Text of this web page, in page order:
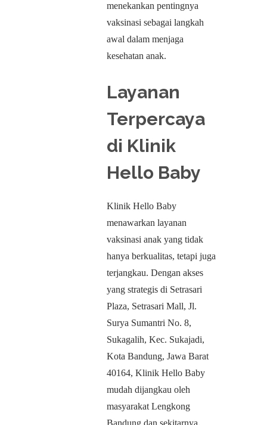
menekankan pentingnya
vaksinasi sebagai langkah
awal dalam menjaga
kesehatan anak.
Layanan
Terpercaya
di Klinik
Hello Baby
Klinik Hello Baby
menawarkan layanan
vaksinasi anak yang tidak
hanya berkualitas, tetapi juga
terjangkau. Dengan akses
yang strategis di Setrasari
Plaza, Setrasari Mall, Jl.
Surya Sumantri No. 8,
Sukagalih, Kec. Sukajadi,
Kota Bandung, Jawa Barat
40164, Klinik Hello Baby
mudah dijangkau oleh
masyarakat Lengkong
Bandung dan sekitarnya.